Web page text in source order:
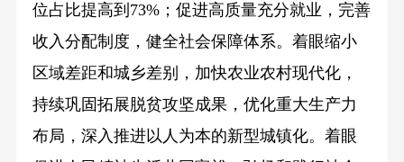
位占比提高到73%；促进高质量充分就业，完善
收入分配制度，健全社会保障体系。着眼缩小
区域差距和城乡差别，加快农业农村现代化，
持续巩固拓展脱贫攻坚成果，优化重大生产力
布局，深入推进以人为本的新型城镇化。着眼